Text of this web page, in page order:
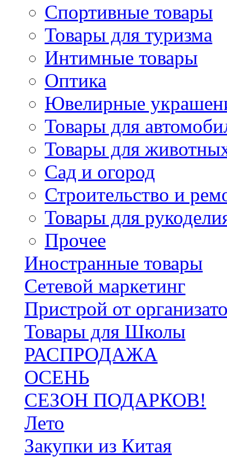
Спортивные товары
Товары для туризма
Интимные товары
Оптика
Ювелирные
Товары для
Товары для
Сад и огород
Строительство и
Товары для
Прочее
Иностранные товары
Сетевой маркетинг
Пристрой от
Товары для Школы
РАСПРОДАЖА
ОСЕНЬ
СЕЗОН ПОДАРКОВ!
Лето
Закупки из Китая